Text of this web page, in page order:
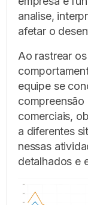
analise,
afetar o
Ao rastrear
equipe se
comerciais,
a diferentes
nessas
detalhados e